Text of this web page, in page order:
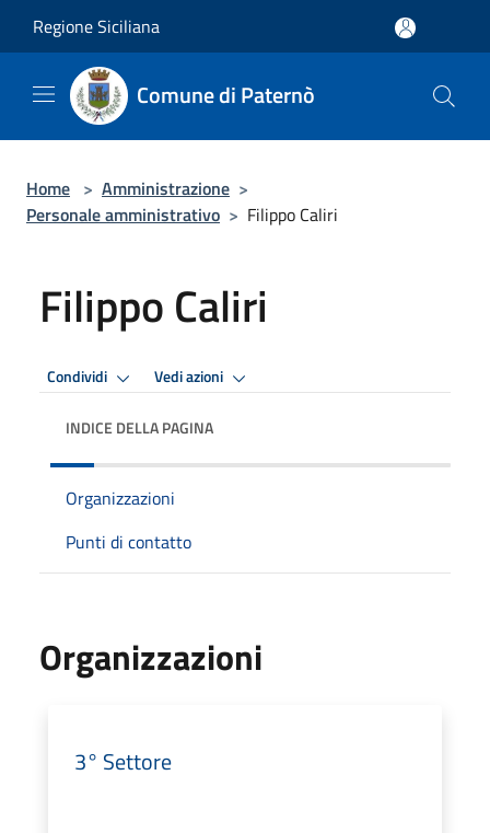
Regione Siciliana
Comune di Paternò
Home > Amministrazione >
Personale amministrativo > Filippo Caliri
Filippo Caliri
Condividi Vedi azioni
INDICE DELLA PAGINA
Organizzazioni
Punti di contatto
Organizzazioni
3° Settore